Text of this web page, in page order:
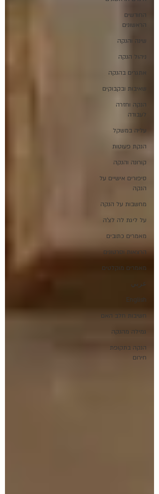
החודשים
הראשונים
שינה והנקה
ניהול הנקה
אתגרים בהנקה
שאיבות ובקבוקים
הנקה וחזרה
לעבודה
עליה במשקל
הנקת פעוטות
קורונה והנקה
סיפורים אישיים על
הנקה
מחשבות על הנקה
על ליגת לה לצ'ה
מאמרים כתובים
הרצאות וסרטונים
מאמרים מוקלטים
عربي
English
חשיבות חלב האם
גמילה מהנקה
הנקה בתקופת
חירום